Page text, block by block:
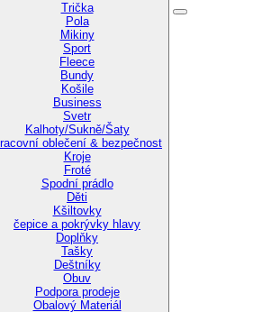
Trička
Pola
Mikiny
Sport
Fleece
Bundy
Košile
Business
Svetr
Kalhoty/Sukně/Šaty
oblečení & bezpečnost
Kroje
Froté
Spodní prádlo
Děti
Kšiltovky
čepice a pokrývky hlavy
Doplňky
Tašky
Deštníky
Obuv
Podpora prodeje
Obalový Materiál